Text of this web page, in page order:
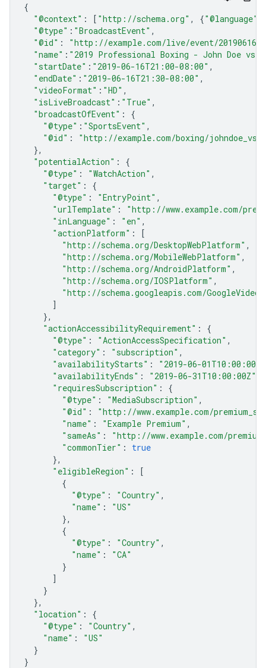
{
"@context" : [ "http://schema.org" , {"@language"
"@type" : "BroadcastEvent" ,
"@id" :
"http://example.com/live/event/20190616/
"name" : "2019 Professional Boxing - John Doe vs
"startDate" : "2019-06-16T21:00-08:00" ,
"endDate" : "2019-06-16T21:30-08:00" ,
"videoFormat" : "HD" ,
"isLiveBroadcast" : "True" ,
"broadcastOfEvent" :
{
"@type" : "SportsEvent" ,
"@id" :
"http://example.com/boxing/
},
"potentialAction" :
{
"@type" : "WatchAction" ,
"target" :
{
"@type" : "EntryPoint" ,
"urlTemplate" :
"http://www.example.com/
"inLanguage" : "en" ,
"actionPlatform" :
[
"http://schema.org/DesktopWebPlatform" ,
"http://schema.org/MobileWebPlatform" ,
"http://schema.org/AndroidPlatform" ,
"http://schema.org/IOSPlatform" ,
"http://schema.googleapis.com/
]
},
"actionAccessibilityRequirement" :
{
"@type" : "ActionAccessSpecification" ,
"category" : "subscription" ,
"availabilityStarts" :
"2019-06-01T10:00:00Z"
"availabilityEnds" : "2019-06-31T10:00:00Z"
"requiresSubscription" :
{
"@type" : "MediaSubscription" ,
"@id" :
"http://www.example.com/
"name" : "Example Premium" ,
"sameAs" :
"http://www.example.com/
"commonTier" :
true
},
"eligibleRegion" :
[
{
"@type" : "Country" ,
"name" :
"US"
},
{
"@type" : "Country" ,
"name" :
"CA"
}
]
}
},
"location" :
{
"@type" : "Country" ,
"name" :
"US"
}
}